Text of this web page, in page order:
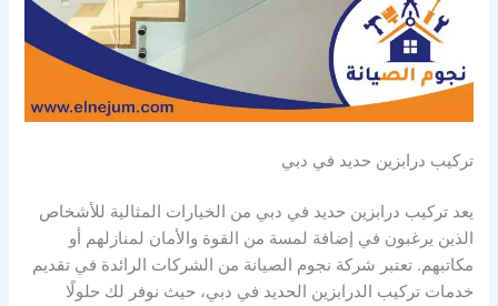
تركيب درابزين حديد في دبي
يعد تركيب درابزين حديد في دبي من الخيارات المثالية للأشخاص
الذين يرغبون في إضافة لمسة من القوة والأمان لمنازلهم أو
مكاتبهم. تعتبر شركة نجوم الصيانة من الشركات الرائدة في تقديم
خدمات تركيب الدرابزين الحديد في دبي، حيث نوفر لك حلولًا